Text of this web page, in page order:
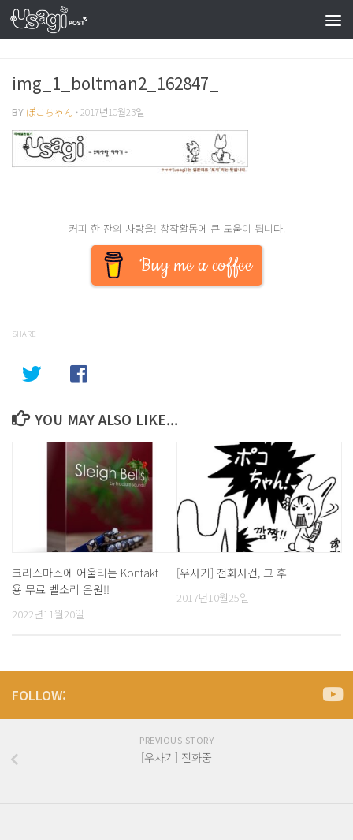
img_1_boltman2_162847_
BY ぽこちゃん ·2017년10월23일
커피 한 잔의 사랑을! 창작활동에 큰 도움이 됩니다.
Buy me a coffee
SHARE
YOU MAY ALSO LIKE...
크리스마스에 어울리는 Kontakt
용 무료 벨소리 음원!!
2022년11월20일
[우사기] 전화사건, 그 후
2017년10월25일
FOLLOW:
PREVIOUS STORY
[우사기] 전화중